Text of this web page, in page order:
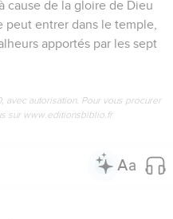
cause de la gloire de Dieu
peut entrer dans le temple,
apportés par les sept
avec autorisation. Pour vous procurer
sur www.editionsbiblio.fr